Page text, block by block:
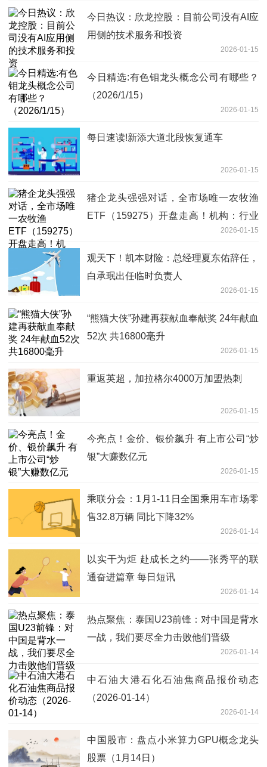
今日热议：欣龙控股：目前公司没有AI应
用侧的技术服务和投资
2026-01-15
今日精选:有色钼龙头概念公司有哪些？
（2026/1/15）
2026-01-15
每日速读!​新添大道北段恢复通车
2026-01-15
猪企龙头强强对话，全市场唯一农牧渔
ETF（159275）开盘走高！机构：行业
2026-01-15
观天下！凯本财险：总经理夏东佑辞任，
白承珉出任临时负责人
2026-01-15
“熊猫大侠”孙建再获献血奉献奖 24年献血
52次 共16800毫升
2026-01-15
重返英超，加拉格尔4000万加盟热刺
2026-01-15
今亮点！金价、银价飙升 有上市公司“炒
银”大赚数亿元
2026-01-15
乘联分会：1月1-11日全国乘用车市场零
售32.8万辆 同比下降32%
2026-01-14
以实干为炬 赴成长之约——张秀平的联
通奋进篇章 每日短讯
2026-01-14
热点聚焦：泰国U23前锋：对中国是背水
一战，我们要尽全力击败他们晋级
2026-01-14
中石油大港石化石油焦商品报价动态
（2026-01-14）
2026-01-14
中国股市：盘点小米算力GPU概念龙头
股票（1月14日）